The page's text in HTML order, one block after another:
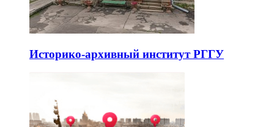
Историко-архивный институт РГГУ